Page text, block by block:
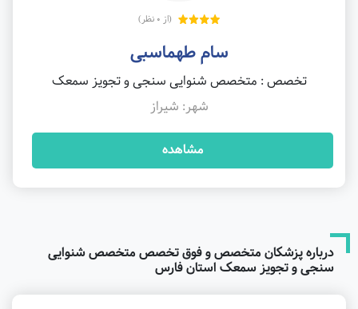
(از 0 نظر)
سام طهماسبی
تخصص : متخصص شنوایی سنجی و تجویز سمعک
شهر: شیراز
مشاهده
درباره پزشکان متخصص و فوق تخصص متخصص شنوایی
سنجی و تجویز سمعک استان فارس